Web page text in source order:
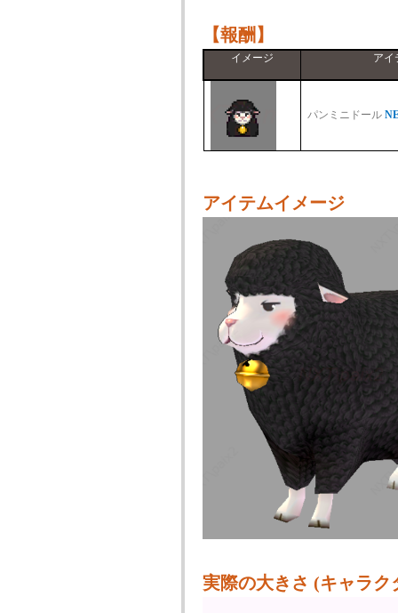
【報酬】
イメージ アイ
パンミニドール
アイテムイメージ
実際の大きさ (キャラク